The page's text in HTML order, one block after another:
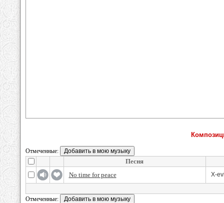
Отмеченные:
Песня
No time for peace
X-
Отмеченные: